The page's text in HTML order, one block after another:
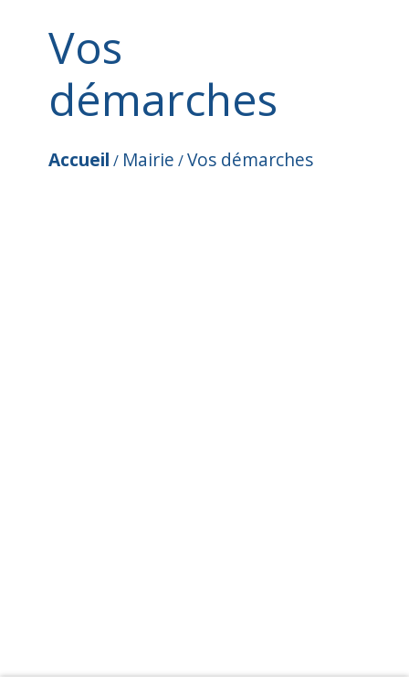
Vos
démarches
Accueil / Mairie /Vos démarches